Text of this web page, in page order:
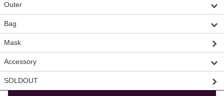
Outer
Bag
Mask
Accessory
SOLDOUT